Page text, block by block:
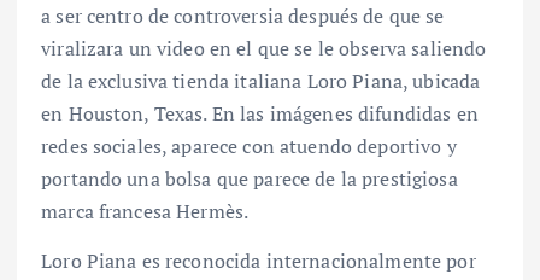
a ser centro de controversia después de que se
viralizara un video en el que se le observa saliendo
de la exclusiva tienda italiana Loro Piana, ubicada
en Houston, Texas. En las imágenes difundidas en
redes sociales, aparece con atuendo deportivo y
portando una bolsa que parece de la prestigiosa
marca francesa Hermès.
Loro Piana es reconocida internacionalmente por